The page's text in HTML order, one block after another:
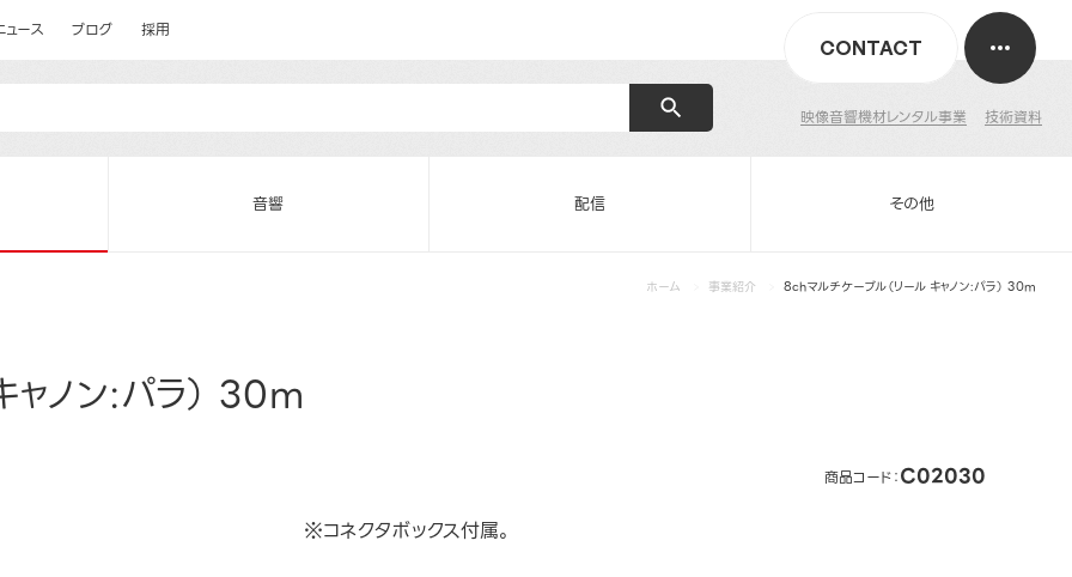
映像音響機材レンタル事業 技術資料
CONTACT
ュース ブログ 採用
音響 配信 その他
ホーム 事業紹介 8chマルチケーブル（リール キャノン:パラ） 30m
ノン:パラ） 30m
商品コード：C02030
※コネクタボックス付属。